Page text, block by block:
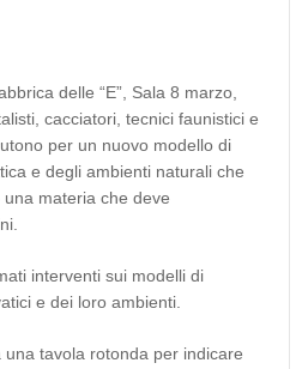
delle “E”, Sala 8 marzo,
cacciatori, tecnici faunistici e
per un nuovo modello di
e degli ambienti naturali che
una materia che deve
interventi sui modelli di
e dei loro ambienti.
tavola rotonda per indicare